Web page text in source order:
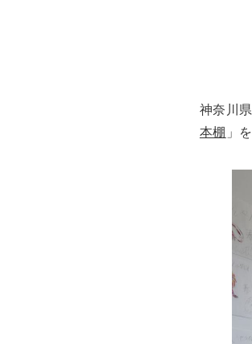
神奈川
本棚 」